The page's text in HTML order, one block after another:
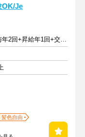
OK/Je
月給28～45.1万円+賞与年2回+昇給年1回+交通費全額
髪色自由